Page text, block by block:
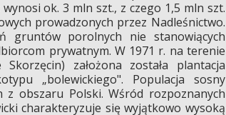
ok. 3 mln szt., z czego 1,5 mln szt.
prowadzonych przez Nadleśnictwo.
gruntów porolnych nie stanowiących
prywatnym. W 1971 r. na terenie
założona została plantacja
„bolewickiego". Populacja sosny
z obszaru Polski. Wśród rozpoznanych
charakteryzuje się wyjątkowo wysoką